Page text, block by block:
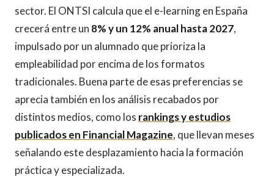
sector. El ONTSI calcula que el e-learning en España
crecerá entre un 8% y un 12% anual hasta 2027,
impulsado por un alumnado que prioriza la
empleabilidad por encima de los formatos
tradicionales. Buena parte de esas preferencias se
aprecia también en los análisis recabados por
distintos medios, como los rankings y estudios
publicados en Financial Magazine, que llevan meses
señalando este desplazamiento hacia la formación
práctica y especializada.